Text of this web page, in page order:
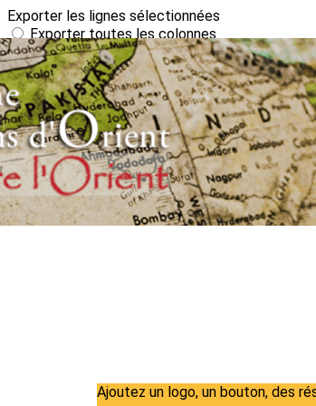
Exporter les lignes sélectionnées
Exporter toutes les colonnes
Exporter uniquement les colonnes affichées
Menu
?>
Images de la page d'accueil
Cliquez pour éditer
Ajoutez un logo, un bouton, des